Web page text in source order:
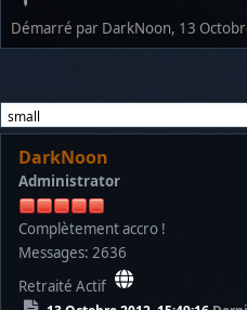
Démarré par DarkNoon, 13
DarkNoon
Administrator
Complètement accro !
Messages: 2636
Retraité Actif